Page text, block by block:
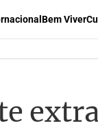
Bem Viver